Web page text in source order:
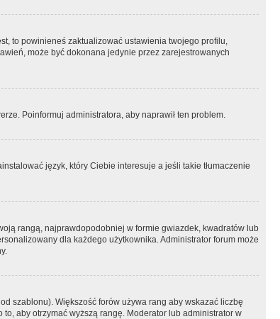
to powinieneś zaktualizować ustawienia twojego profilu,
może być dokonana jedynie przez zarejestrowanych
Poinformuj administratora, aby naprawił ten problem.
język, który Ciebie interesuje a jeśli takie tłumaczenie
rangą, najprawdopodobniej w formie gwiazdek, kwadratów lub
dla każdego użytkownika. Administrator forum może
szablonu). Większość forów używa rang aby wskazać liczbę
aby otrzymać wyższą rangę. Moderator lub administrator w